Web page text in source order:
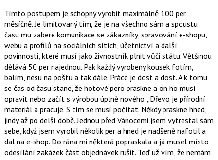
Tímto postupem je schopný vyrobit maximálně 100 per
měsíčně. Je limitovaný tím, že je na všechno sám a spoustu
času mu zabere komunikace se zákazníky, spravování e-shopu,
webu a profilů na sociálních sítích, účetnictví a další
povinnosti, které musí jako živnostník plnit vůči státu. Většinou
dělává 50 per najednou. Pak každý vyrobený kousek fotím,
balím, nesu na poštu a tak dále. Práce je dost a dost. A k tomu
se čas od času stane, že hotové pero praskne a on ho musí
opravit nebo začít s výrobou úplně nového. Dřevo je přírodní
materiál a pracuje. S tím se musí počítat. Někdy praskne hned,
jindy až po delší době. Jednou před Vánocemi jsem vytrestal sám
sebe, když jsem vyrobil několik per a hned je nadšeně nafotil a
dal na e-shop. Do rána mi některá popraskala a já musel místo
odesílání zakázek část objednávek rušit. Teď už vím, že nemám